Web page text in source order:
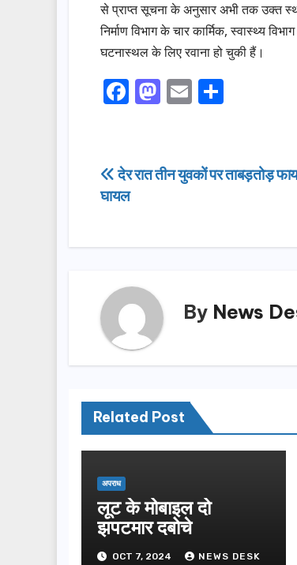
से प्राप्त सूचना के अनुसार अभी तक उक्त
निर्माण विभाग के चार कार्मिक, स्वास्थ्य
घटनास्थल के लिए रवाना हो चुकी हैं।
F
e
b
o
M
o
n
E
e
Post
navigation
देर रात तीन युवकों पर ताबड़तोड़
घायल
By News
Related Post
अपराध
लूट के मोबाइल दो
झपटमार दबोचे
OCT 7, 2024 NEWS DESK